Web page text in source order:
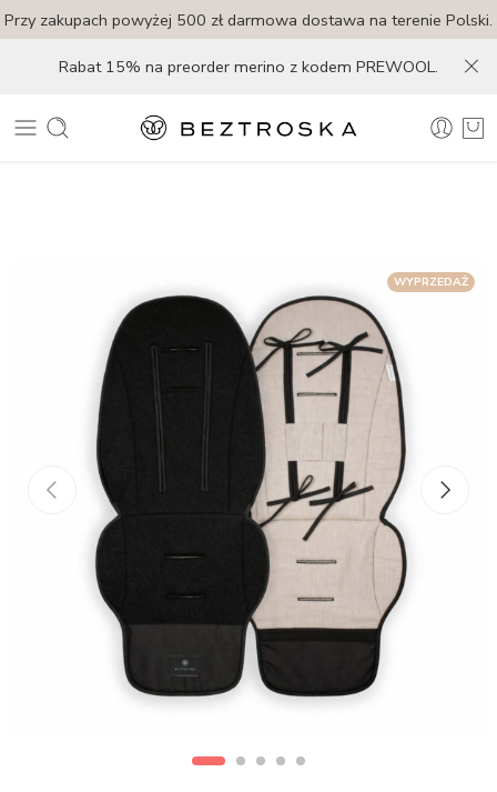
Przy zakupach powyżej 500 zł darmowa dostawa na terenie Polski.
Rabat 15% na preorder merino z kodem PREWOOL.
WYPRZEDAŻ